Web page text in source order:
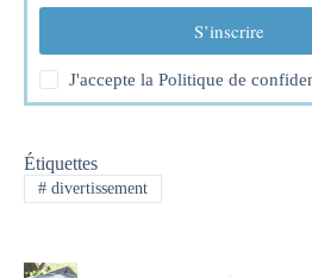
S’inscrire
J'accepte laPolitique de
Étiquettes
#divertissement